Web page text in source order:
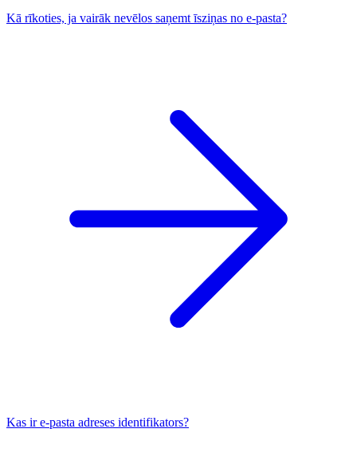
Kā rīkoties, ja vairāk nevēlos saņemt īsziņas no e-pasta?
Kas ir e-pasta adreses identifikators?